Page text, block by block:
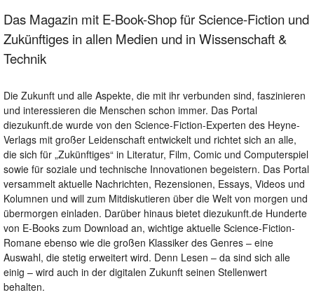
Das Magazin mit E-Book-Shop für Science-Fiction und
Zukünftiges in allen Medien und in Wissenschaft &
Technik
Die Zukunft und alle Aspekte, die mit ihr verbunden sind, faszinieren
und interessieren die Menschen schon immer. Das Portal
diezukunft.de wurde von den Science-Fiction-Experten des Heyne-
Verlags mit großer Leidenschaft entwickelt und richtet sich an alle,
die sich für „Zukünftiges“ in Literatur, Film, Comic und Computerspiel
sowie für soziale und technische Innovationen begeistern. Das Portal
versammelt aktuelle Nachrichten, Rezensionen, Essays, Videos und
Kolumnen und will zum Mitdiskutieren über die Welt von morgen und
übermorgen einladen. Darüber hinaus bietet diezukunft.de Hunderte
von E-Books zum Download an, wichtige aktuelle Science-Fiction-
Romane ebenso wie die großen Klassiker des Genres – eine
Auswahl, die stetig erweitert wird. Denn Lesen – da sind sich alle
einig – wird auch in der digitalen Zukunft seinen Stellenwert
behalten.